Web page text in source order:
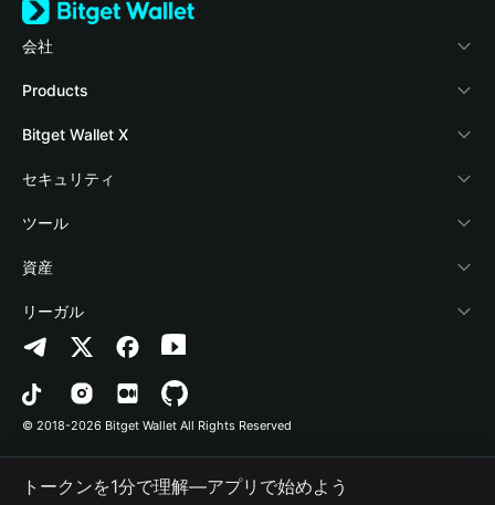
会社
Bitget Walletについて
ブログ
アカデミー
暗号資産ニュース
Help Center
お問い合わせ
ブランドリソース
キャリア
Products
Crypto Card
Stablecoin Earn
Payfi Crypto
Crypto Swap API
Altcoin Season Index
Prediction Markets
DApp
RWA
Bitget Wallet X
デベロッパー
ウォレットを接続
Bitget Wallet Pay
プロジェクトを掲載
セキュリティ
保護基金
セキュリティ技術
ツール
暗号資産を購入
認証検出
コントラクト検出
一括送金
資産
Arbitrum
Avalanche
Bitcoin
Polygon
リーガル
プライバシーポリシー
利用規約
© 2018-2026 Bitget Wallet All Rights Reserved
トークンを1分で理解―アプリで始めよう